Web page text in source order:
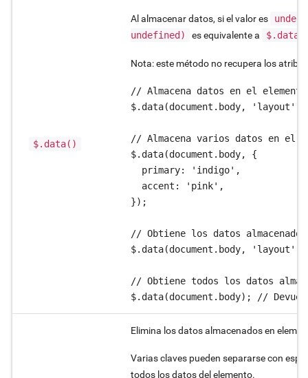
$.data()
Al almacenar datos, si el valor es
undefined)
es equivalente a
Nota: este método no recupera los
// Almacena datos en el
$.data(document.body,
// Almacena varios datos en el
$.data(document.body, {
  primary: 'indigo',
  accent: 'pink',
});
// Obtiene los datos
$.data(document.body,
// Obtiene todos los datos
$.data(document.body); //
Elimina los datos almacenados en
Varias claves pueden separarse con
todos los datos del elemento.